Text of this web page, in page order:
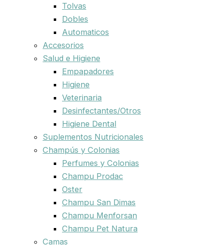
Tolvas
Dobles
Automaticos
Accesorios
Salud e Higiene
Empapadores
Higiene
Veterinaria
Desinfectantes/Otros
Higiene Dental
Suplementos Nutricionales
Champús y Colonias
Perfumes y Colonias
Champu Prodac
Oster
Champu San Dimas
Champu Menforsan
Champu Pet Natura
Camas